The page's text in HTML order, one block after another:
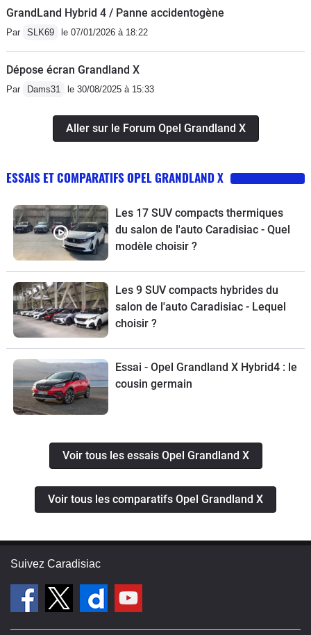
GrandLand Hybrid 4 / Panne accidentogène
Par SLK69 le 07/01/2026 à 18:22
Dépose écran Grandland X
Par Dams31 le 30/08/2025 à 15:33
Aller sur le Forum Opel Grandland X
ESSAIS ET COMPARATIFS OPEL GRANDLAND X
Les 17 SUV compacts thermiques
du salon de l'auto Caradisiac - Quel
modèle choisir ?
Les 9 SUV compacts hybrides du
salon de l'auto Caradisiac - Lequel
choisir ?
Essai - Opel Grandland X Hybrid4 : le
cousin germain
Voir tous les essais Opel Grandland X
Voir tous les comparatifs Opel Grandland X
Suivez Caradisiac